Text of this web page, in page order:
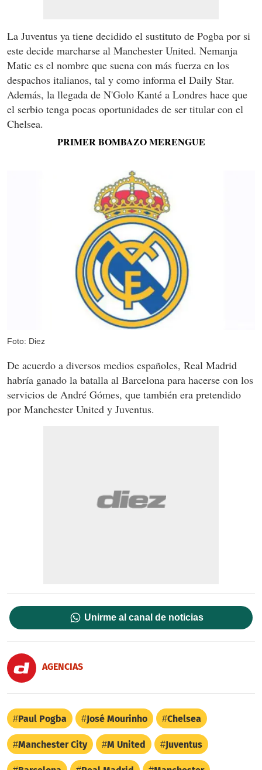
La Juventus ya tiene decidido el sustituto de Pogba por si
este decide marcharse al Manchester United. Nemanja
Matic es el nombre que suena con más fuerza en los
despachos italianos, tal y como informa el Daily Star.
Además, la llegada de N'Golo Kanté a Londres hace que
el serbio tenga pocas oportunidades de ser titular con el
Chelsea.
PRIMER BOMBAZO MERENGUE
Foto: Diez
De acuerdo a diversos medios españoles, Real Madrid
habría ganado la batalla al Barcelona para hacerse con los
servicios de André Gómes, que también era pretendido
por Manchester United y Juventus.
Unirme al canal de noticias
AGENCIAS
Paul Pogba José Mourinho Chelsea
Manchester City M United Juventus